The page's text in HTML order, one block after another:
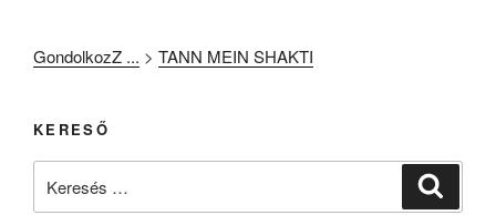
GondolkozZ ... > TANN MEIN SHAKTI
KERESŐ